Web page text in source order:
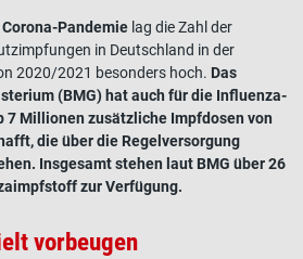
Corona-Pandemie lag die Zahl der
in Deutschland in der
2020/2021 besonders hoch. Das
(BMG) hat auch für die Influenza-
7 Millionen zusätzliche Impfdosen von
die über die Regelversorgung
Insgesamt stehen laut BMG über 26
zur Verfügung.
vorbeugen